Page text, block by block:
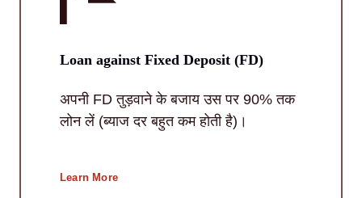
Loan against Fixed Deposit (FD)
अपनी FD तुड़वाने के बजाय उस पर 90% तक
लोन लें (ब्याज दर बहुत कम होती है)।
Learn More